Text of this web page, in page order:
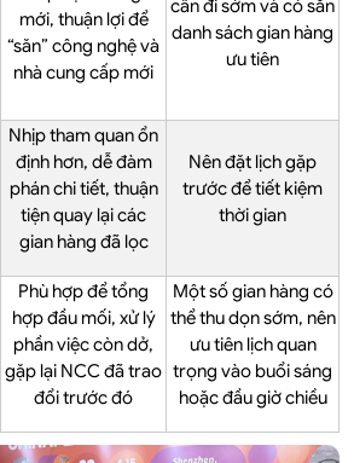
mới, thuận lợi để
“săn” công nghệ và
nhà cung cấp mới
cần đi sớm và có sẵn
danh sách gian hàng
ưu tiên
Nhịp tham quan ổn
định hơn, dễ đàm
phán chi tiết, thuận
tiện quay lại các
gian hàng đã lọc
Nên đặt lịch gặp
trước để tiết kiệm
thời gian
Phù hợp để tổng
hợp đầu mối, xử lý
phần việc còn dở,
gặp lại NCC đã trao
đổi trước đó
Một số gian hàng có
thể thu dọn sớm, nên
ưu tiên lịch quan
trọng vào buổi sáng
hoặc đầu giờ chiều